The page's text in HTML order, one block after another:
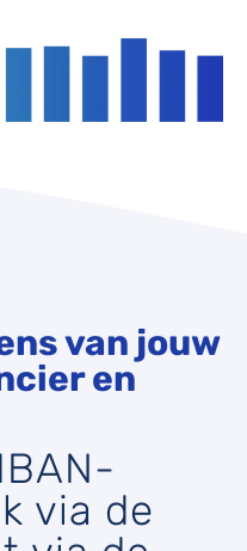
van jouw
en
via de